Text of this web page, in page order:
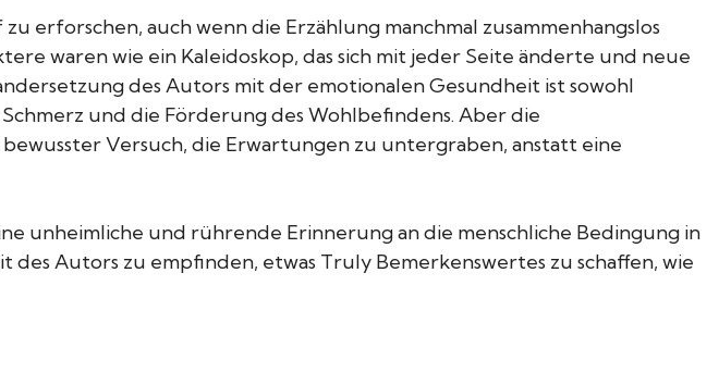
erforschen, auch wenn die Erzählung manchmal zusammenhangslos
waren wie ein Kaleidoskop, das sich mit jeder Seite änderte und neue
des Autors mit der emotionalen Gesundheit ist sowohl
und die Förderung des Wohlbefindens. Aber die
Versuch, die Erwartungen zu untergraben, anstatt eine
unheimliche und rührende Erinnerung an die menschliche Bedingung in
Autors zu empfinden, etwas Truly Bemerkenswertes zu schaffen, wie